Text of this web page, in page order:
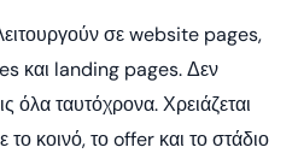
σε website pages,
και landing pages. Δεν
όλα ταυτόχρονα. Χρειάζεται
το κοινό, το offer και το στάδιο
να σε βοηθήσω